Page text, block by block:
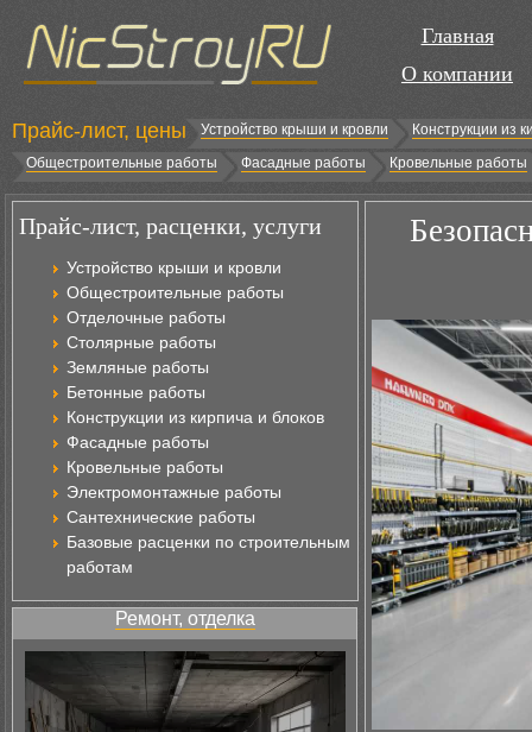
Главная
О компании
Прайс-лист, цены Устройство крыши и кровли
Конструкции из
Общестроительные работы
Фасадные работы Кровельные работы
Прайс-лист, расценки, услуги
Устройство крыши и кровли
Общестроительные работы
Отделочные работы
Столярные работы
Земляные работы
Бетонные работы
Конструкции из кирпича и блоков
Фасадные работы
Кровельные работы
Электромонтажные работы
Сантехнические работы
Базовые расценки по строительным
работам
Ремонт, отделка